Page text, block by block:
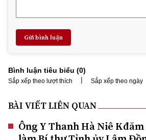
Gửi bình luận
Bình luận tiêu biểu (0)
Sắp xếp theo lượt thích | Sắp xếp theo ngày
BÀI VIẾT LIÊN QUAN
Ông Y Thanh Hà Niê